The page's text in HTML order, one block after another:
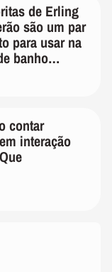
de Erling
são um par
para usar na
banho
contar
interação